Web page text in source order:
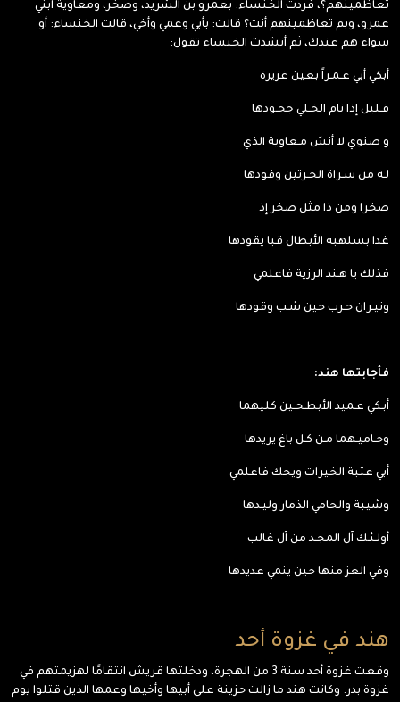
تعاظمينهم؟، فردت الخنساء: بعمرو بن الشريد، وصخر، ومعاوية ابني
عمرو، وبم تعاظمينهم أنت؟ قالت: بأبي وعمي وأخي، قالت الخنساء: أو
سواء هم عندك، ثم أنشدت الخنساء تقول:
أبكي أبي عـمـراً بعين غزيرة
قـليل إذا نام الخـلي جحـودها
و صنوي لا أنسَ مـعاوية الذي
لـه من سـراة الحـرتين وفودها
صخرا ومن ذا مثل صخر إذ
غدا بسلهبه الأبطال قبا يقودها
فذلك يا هـند الرزية فاعلمي
ونيـران حـرب حين شـب وقودها
فأجابتها هند:
أبـكي عـميد الأبطـحـين كليهما
وحـاميـهما مـن كـل باغ يريدها
أبي عتبة الخيرات ويحك فاعلمي
وشيبة والحامي الذمار وليـدها
أولـئـك آل المجـد من آل غالب
وفي العز منها حين ينمي عديدها
هند في غزوة أحد
وقعت غزوة أحد سنة 3 من الهجرة، ودخلتها قريش انتقامًا لهزيمتهم في
غزوة بدر. وكانت هند ما زالت حزينة على أبيها وأخيها وعمها الذين قتلوا يوم